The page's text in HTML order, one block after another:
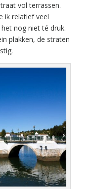
vol terrassen.
ik relatief veel
nog niet té druk.
plakken, de straten